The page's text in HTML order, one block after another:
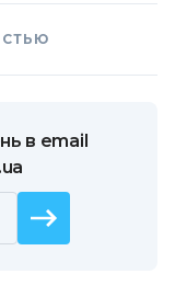
в email